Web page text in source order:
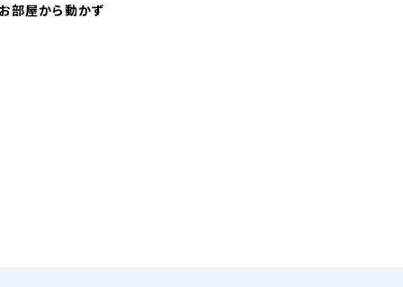
お部屋から動かず